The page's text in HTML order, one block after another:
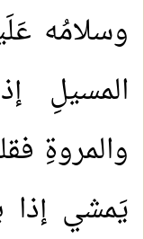
وسلامُه
المسيلِ
والمروةِ
يَمشي إذا